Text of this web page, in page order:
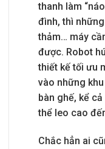
thanh làm
đình, thì
thảm… máy
được. Robot
thiết kế tối ưu
vào những
bàn ghế, kể
thể leo cao
Chắc hẳn ai